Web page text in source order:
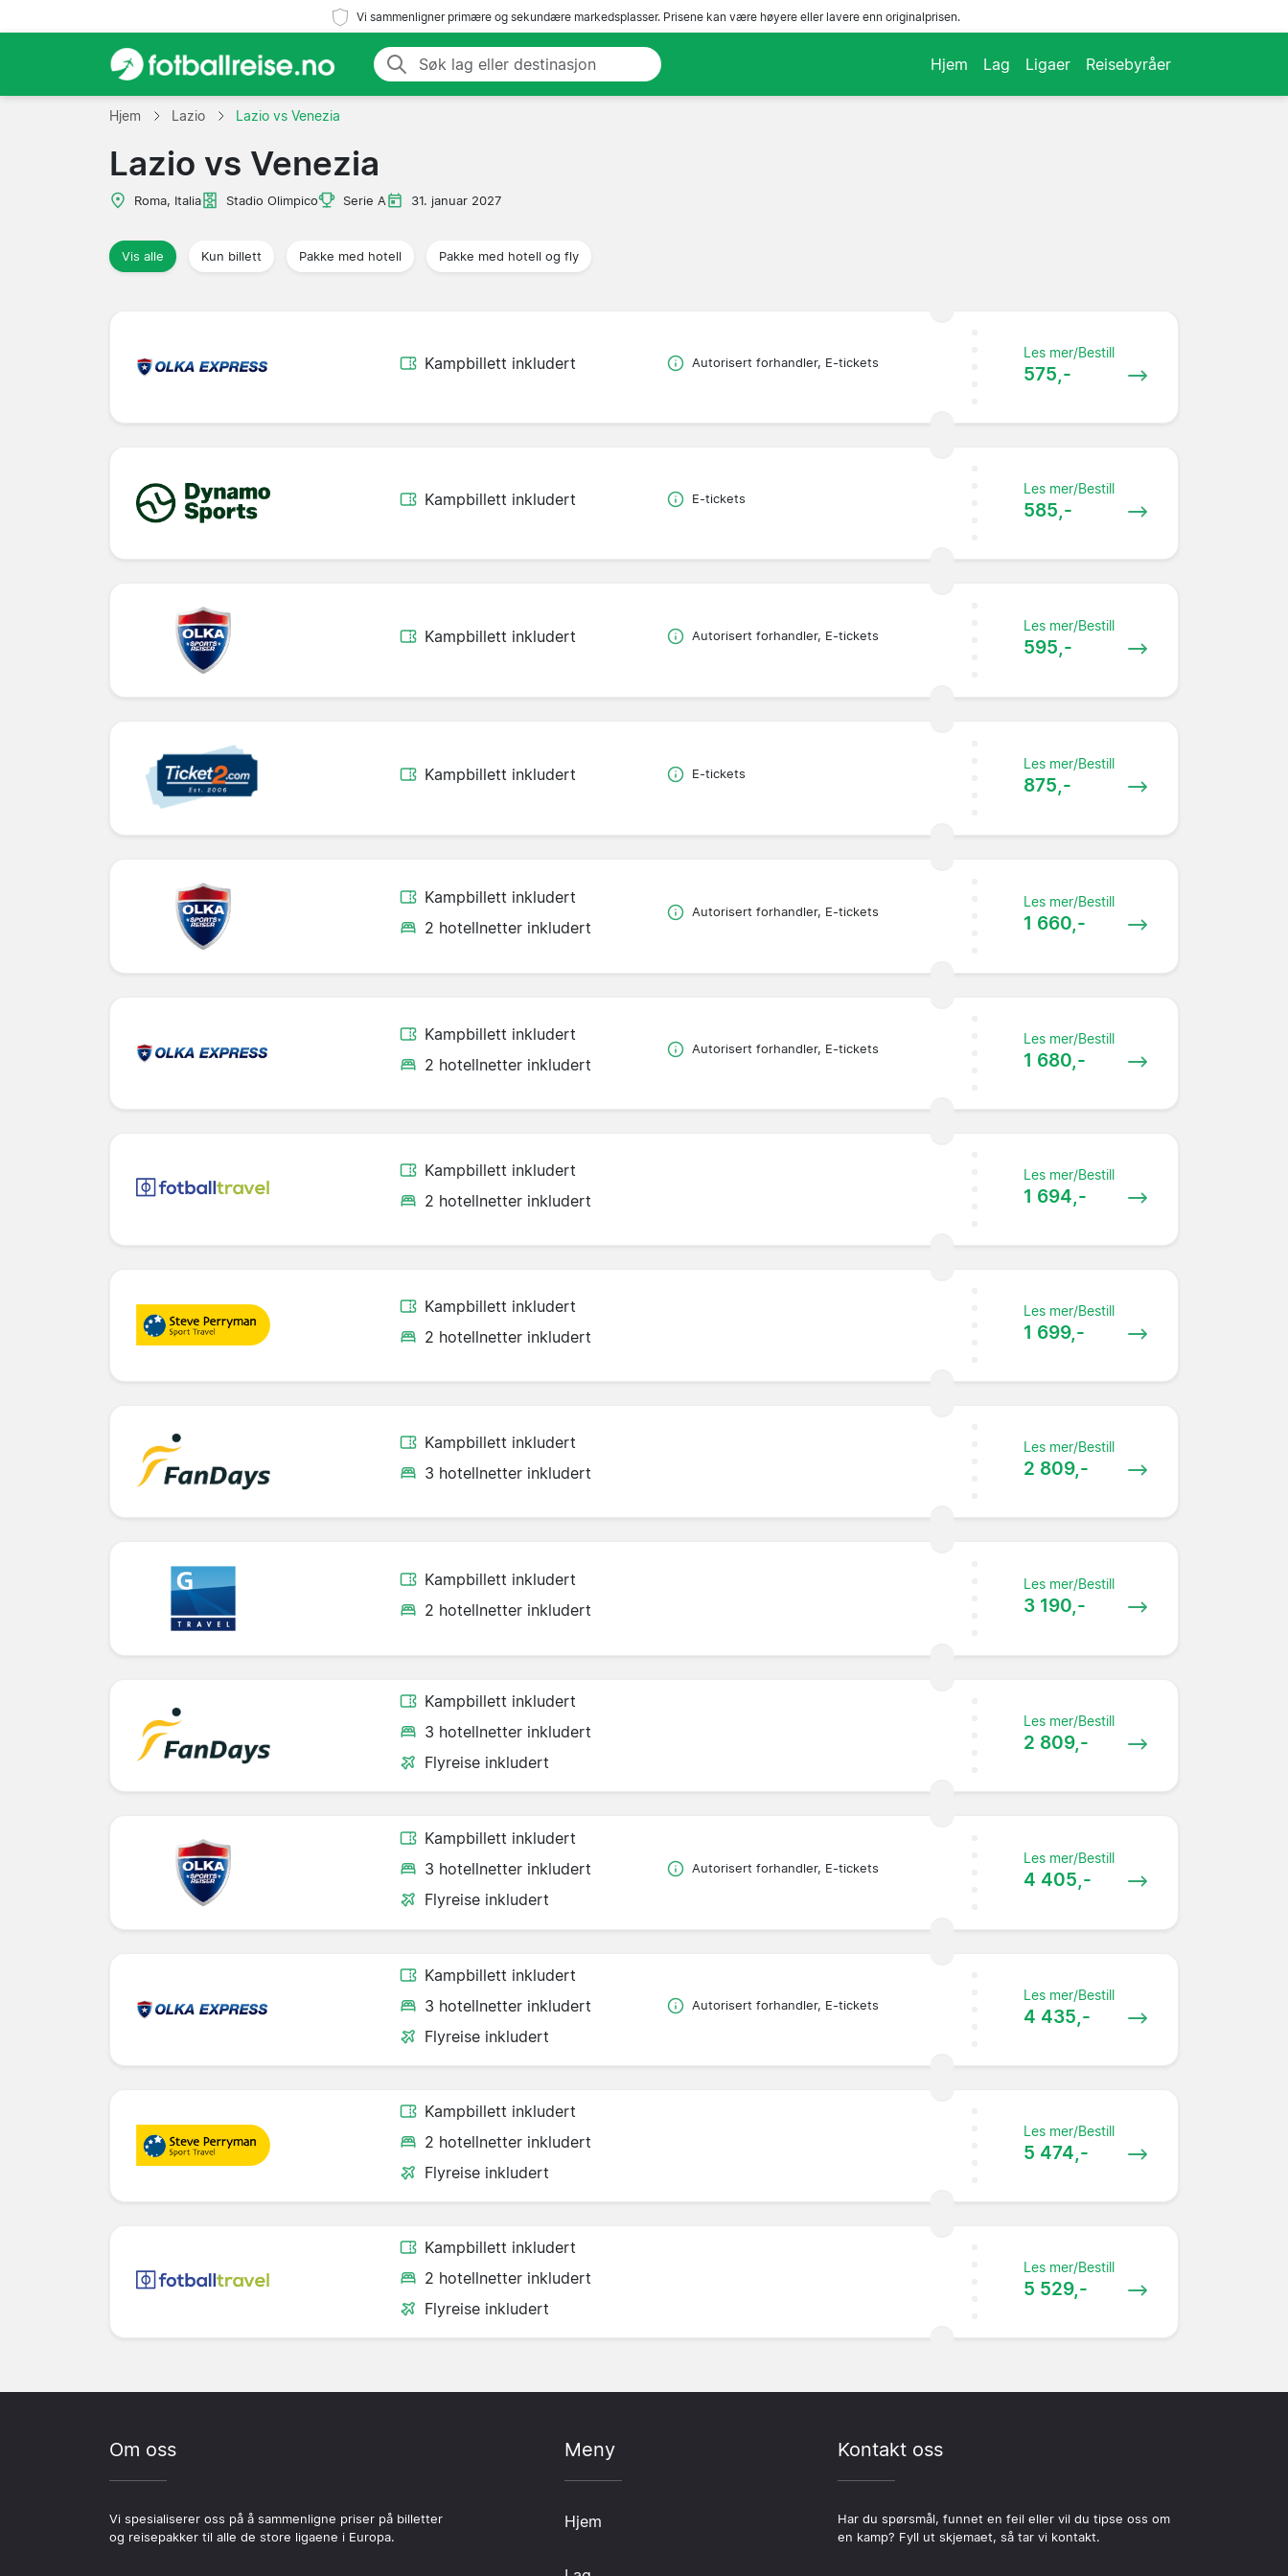
Vi sammenligner primære og sekundære markedsplasser. Prisene kan være høyere eller lavere enn originalprisen.
Hjem Lag Ligaer Reisebyråer
Hjem Lazio Lazio vs Venezia
Lazio vs Venezia
Roma, Italia Stadio Olimpico Serie A 31. januar 2027
Vis alle Kun billett Pakke med hotell Pakke med hotell og fly
Kampbillett inkludert Autorisert forhandler, E-tickets
Les mer/Bestill
575,-
Kampbillett inkludert E-tickets
Les mer/Bestill
585,-
Kampbillett inkludert Autorisert forhandler, E-tickets
Les mer/Bestill
595,-
Kampbillett inkludert E-tickets
Les mer/Bestill
875,-
Kampbillett inkludert
2 hotellnetter inkludert
Autorisert forhandler, E-tickets
Les mer/Bestill
1 660,-
Kampbillett inkludert
2 hotellnetter inkludert
Autorisert forhandler, E-tickets
Les mer/Bestill
1 680,-
Kampbillett inkludert
2 hotellnetter inkludert
Les mer/Bestill
1 694,-
Kampbillett inkludert
2 hotellnetter inkludert
Les mer/Bestill
1 699,-
Kampbillett inkludert
3 hotellnetter inkludert
Les mer/Bestill
2 809,-
Kampbillett inkludert
2 hotellnetter inkludert
Les mer/Bestill
3 190,-
Kampbillett inkludert
3 hotellnetter inkludert
Flyreise inkludert
Les mer/Bestill
2 809,-
Kampbillett inkludert
3 hotellnetter inkludert
Flyreise inkludert
Autorisert forhandler, E-tickets
Les mer/Bestill
4 405,-
Kampbillett inkludert
3 hotellnetter inkludert
Flyreise inkludert
Autorisert forhandler, E-tickets
Les mer/Bestill
4 435,-
Kampbillett inkludert
2 hotellnetter inkludert
Flyreise inkludert
Les mer/Bestill
5 474,-
Kampbillett inkludert
2 hotellnetter inkludert
Flyreise inkludert
Les mer/Bestill
5 529,-
Om oss
Vi spesialiserer oss på å sammenligne priser på billetter
og reisepakker til alle de store ligaene i Europa.
Meny
Hjem
Kontakt oss
Har du spørsmål, funnet en feil eller vil du tipse oss om
en kamp? Fyll ut skjemaet, så tar vi kontakt.